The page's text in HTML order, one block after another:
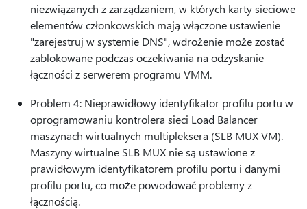
niezwiązanych z zarządzaniem, w których karty sieciowe
elementów członkowskich mają włączone ustawienie
"zarejestruj w systemie DNS", wdrożenie może zostać
zablokowane podczas oczekiwania na odzyskanie
łączności z serwerem programu VMM.
Problem 4: Nieprawidłowy identyfikator profilu portu w
oprogramowaniu kontrolera sieci Load Balancer
maszynach wirtualnych multipleksera (SLB MUX VM).
Maszyny wirtualne SLB MUX nie są ustawione z
prawidłowym identyfikatorem profilu portu i danymi
profilu portu, co może powodować problemy z
łącznością.